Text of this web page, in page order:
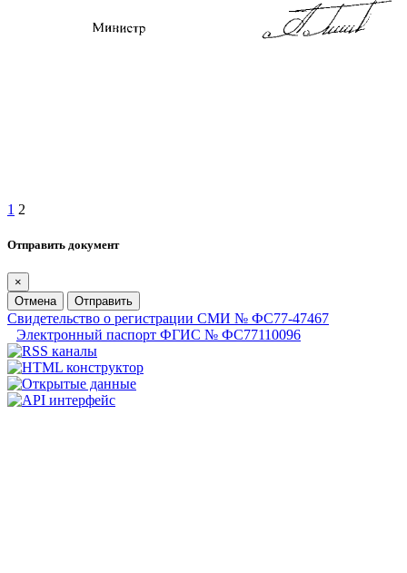
1 2
Отправить документ
×
Отмена
Отправить
Свидетельство о регистрации СМИ № ФС77-47467
Электронный паспорт ФГИС № ФС77110096